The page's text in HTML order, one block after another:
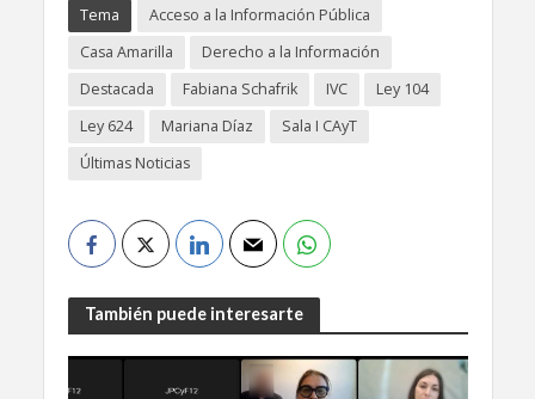
Tema
Acceso a la Información Pública
Casa Amarilla
Derecho a la Información
Destacada
Fabiana Schafrik IVC
Ley 104
Ley 624
Mariana Díaz
Sala I CAyT
Últimas Noticias
También puede interesarte